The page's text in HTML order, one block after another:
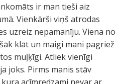
ir man tieši aiz
Vienkārši viņš atrodas
uzreiz nepamanīju. Viena no
klāt un maigi mani pagriež
muļķīgi. Atliek vienīgi
joks. Pirms manis stāv